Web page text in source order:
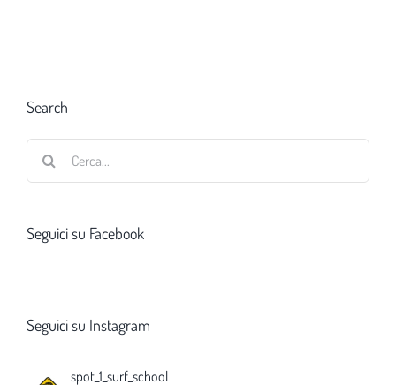
Search
Seguici su Facebook
Seguici su Instagram
spot_1_surf_school